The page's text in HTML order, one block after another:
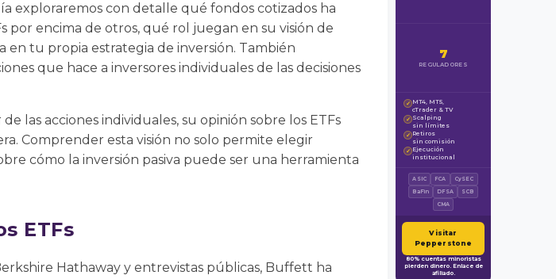
exploraremos con detalle qué fondos cotizados ha
encima de otros, qué rol juegan en su visión de
en tu propia estrategia de inversión. También
que hace a inversores individuales de las decisiones
las acciones individuales, su opinión sobre los ETFs
Comprender esta visión no solo permite elegir
cómo la inversión pasiva puede ser una herramienta
ETFs
Hathaway y entrevistas públicas, Buffett ha
7
REGULADORES
✓ MT4, MT5,
cTrader & TV
✓ Scalping
sin límites
✓ Retiros
sin comisión
✓ Ejecución
institucional
ASIC FCA
CySEC
BaFin
DFSA
SCB
CMA
Visitar
Pepperstone
80% cuentas minoristas
pierden dinero. Enlace de
afiliado.